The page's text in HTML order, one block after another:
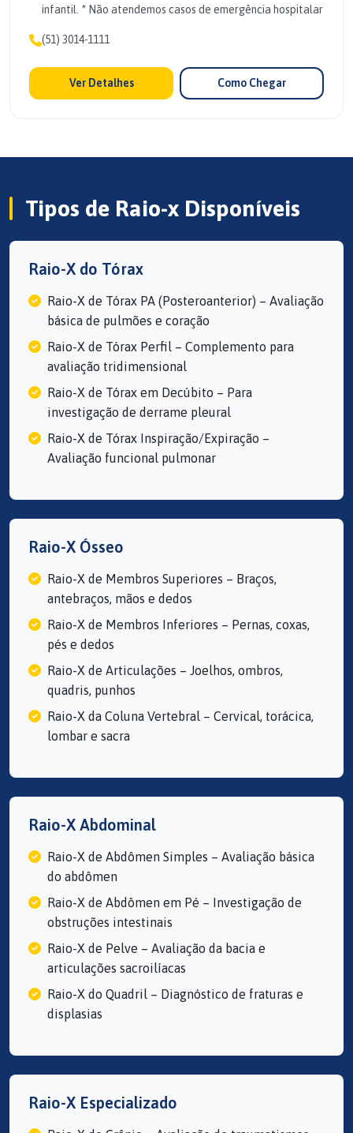
infantil. * Não atendemos casos de emergência hospitalar
(51) 3014-1111
Ver Detalhes Como Chegar
Tipos de Raio-x Disponíveis
Raio-X do Tórax
Raio-X de Tórax PA (Posteroanterior) – Avaliação
básica de pulmões e coração
Raio-X de Tórax Perfil – Complemento para
avaliação tridimensional
Raio-X de Tórax em Decúbito – Para
investigação de derrame pleural
Raio-X de Tórax Inspiração/Expiração –
Avaliação funcional pulmonar
Raio-X Ósseo
Raio-X de Membros Superiores – Braços,
antebraços, mãos e dedos
Raio-X de Membros Inferiores – Pernas, coxas,
pés e dedos
Raio-X de Articulações – Joelhos, ombros,
quadris, punhos
Raio-X da Coluna Vertebral – Cervical, torácica,
lombar e sacra
Raio-X Abdominal
Raio-X de Abdômen Simples – Avaliação básica
do abdômen
Raio-X de Abdômen em Pé – Investigação de
obstruções intestinais
Raio-X de Pelve – Avaliação da bacia e
articulações sacroilíacas
Raio-X do Quadril – Diagnóstico de fraturas e
displasias
Raio-X Especializado